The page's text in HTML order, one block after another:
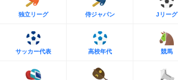
独立リーグ 侍ジャパン Jリーグ
サッカー代表 高校年代 競馬